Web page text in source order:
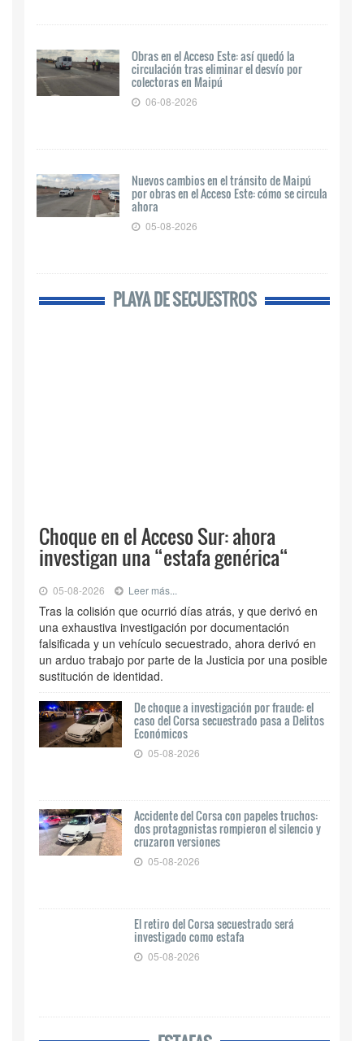
Obras en el Acceso Este: así quedó la
circulación tras eliminar el desvío por
colectoras en Maipú
06-08-2026
Nuevos cambios en el tránsito de Maipú
por obras en el Acceso Este: cómo se circula
ahora
05-08-2026
PLAYA DE SECUESTROS
Choque en el Acceso Sur: ahora
investigan una “estafa genérica“
05-08-2026 Leer más...
Tras la colisión que ocurrió días atrás, y que derivó en
una exhaustiva investigación por documentación
falsificada y un vehículo secuestrado, ahora derivó en
un arduo trabajo por parte de la Justicia por una posible
sustitución de identidad.
De choque a investigación por fraude: el
caso del Corsa secuestrado pasa a Delitos
Económicos
05-08-2026
Accidente del Corsa con papeles truchos:
dos protagonistas rompieron el silencio y
cruzaron versiones
05-08-2026
El retiro del Corsa secuestrado será
investigado como estafa
05-08-2026